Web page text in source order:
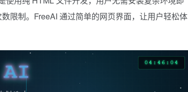
限制。FreeAI 通过简单的网页界面，让用户轻松体